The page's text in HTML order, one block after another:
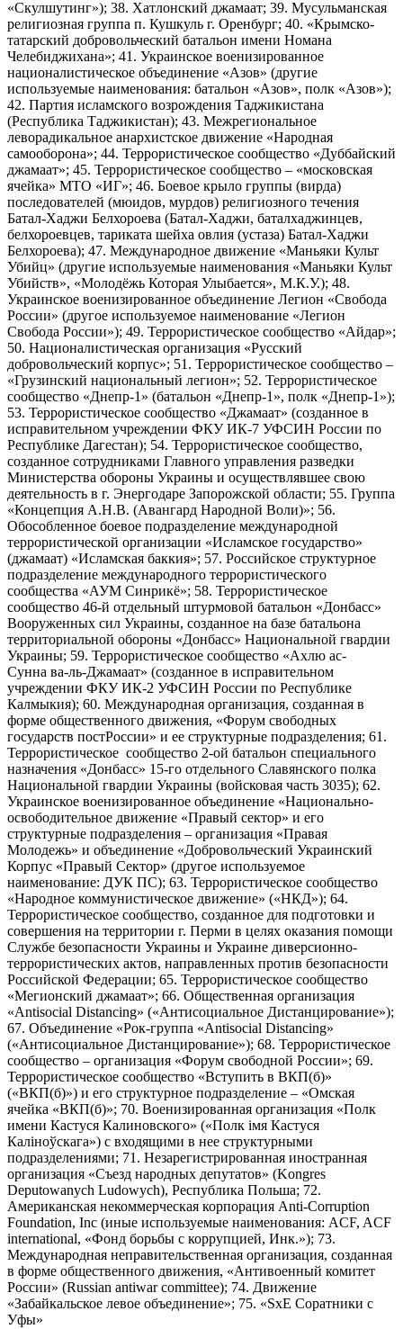
«Скулшутинг»); 38. Хатлонский джамаат; 39. Мусульманская
религиозная группа п. Кушкуль г. Оренбург; 40. «Крымско-
татарский добровольческий батальон имени Номана
Челебиджихана»; 41. Украинское военизированное
националистическое объединение «Азов» (другие
используемые наименования: батальон «Азов», полк «Азов»);
42. Партия исламского возрождения Таджикистана
(Республика Таджикистан); 43. Межрегиональное
леворадикальное анархистское движение «Народная
самооборона»; 44. Террористическое сообщество «Дуббайский
джамаат»; 45. Террористическое сообщество – «московская
ячейка» МТО «ИГ»; 46. Боевое крыло группы (вирда)
последователей (мюидов, мурдов) религиозного течения
Батал-Хаджи Белхороева (Батал-Хаджи, баталхаджинцев,
белхороевцев, тариката шейха овлия (устаза) Батал-Хаджи
Белхороева); 47. Международное движение «Маньяки Культ
Убийц» (другие используемые наименования «Маньяки Культ
Убийств», «Молодёжь Которая Улыбается», М.К.У.); 48.
Украинское военизированное объединение Легион «Свобода
России» (другое используемое наименование «Легион
Свобода России»); 49. Террористическое сообщество «Айдар»;
50. Националистическая организация «Русский
добровольческий корпус»; 51. Террористическое сообщество –
«Грузинский национальный легион»; 52. Террористическое
сообщество «Днепр-1» (батальон «Днепр-1», полк «Днепр-1»);
53. Террористическое сообщество «Джамаат» (созданное в
исправительном учреждении ФКУ ИК-7 УФСИН России по
Республике Дагестан); 54. Террористическое сообщество,
созданное сотрудниками Главного управления разведки
Министерства обороны Украины и осуществлявшее свою
деятельность в г. Энергодаре Запорожской области; 55. Группа
«Концепция А.Н.В. (Авангард Народной Воли)»; 56.
Обособленное боевое подразделение международной
террористической организации «Исламское государство»
(джамаат) «Исламская баккия»; 57. Российское структурное
подразделение международного террористического
сообщества «АУМ Синрикё»; 58. Террористическое
сообщество 46-й отдельный штурмовой батальон «Донбасс»
Вооруженных сил Украины, созданное на базе батальона
территориальной обороны «Донбасс» Национальной гвардии
Украины; 59. Террористическое сообщество «Ахлю ас-
Сунна ва-ль-Джамаат» (созданное в исправительном
учреждении ФКУ ИК-2 УФСИН России по Республике
Калмыкия); 60. Международная организация, созданная в
форме общественного движения, «Форум свободных
государств постРоссии» и ее структурные подразделения; 61.
Террористическое сообщество 2-ой батальон специального
назначения «Донбасс» 15-го отдельного Славянского полка
Национальной гвардии Украины (войсковая часть 3035); 62.
Украинское военизированное объединение «Национально-
освободительное движение «Правый сектор» и его
структурные подразделения – организация «Правая
Молодежь» и объединение «Добровольческий Украинский
Корпус «Правый Сектор» (другое используемое
наименование: ДУК ПС); 63. Террористическое сообщество
«Народное коммунистическое движение» («НКД»); 64.
Террористическое сообщество, созданное для подготовки и
совершения на территории г. Перми в целях оказания помощи
Службе безопасности Украины и Украине диверсионно-
террористических актов, направленных против безопасности
Российской Федерации; 65. Террористическое сообщество
«Мегионский джамаат»; 66. Общественная организация
«Antisocial Distancing» («Антисоциальное Дистанцирование»);
67. Объединение «Рок-группа «Antisocial Distancing»
(«Антисоциальное Дистанцирование»); 68. Террористическое
сообщество – организация «Форум свободной России»; 69.
Террористическое сообщество «Вступить в ВКП(б)»
(«ВКП(б)») и его структурное подразделение – «Омская
ячейка «ВКП(б)»; 70. Военизированная организация «Полк
имени Кастуся Калиновского» («Полк iмя Кастуся
Калiноўскага») с входящими в нее структурными
подразделениями; 71. Незарегистрированная иностранная
организация «Съезд народных депутатов» (Kongres
Deputowanych Ludowych), Республика Польша; 72.
Американская некоммерческая корпорация Anti-Corruption
Foundation, Inc (иные используемые наименования: ACF, ACF
international, «Фонд борьбы с коррупцией, Инк.»); 73.
Международная неправительственная организация, созданная
в форме общественного движения, «Антивоенный комитет
России» (Russian antiwar committee); 74. Движение
«Забайкальское левое объединение»; 75. «SxE Соратники с
Уфы»